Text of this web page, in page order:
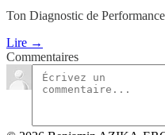
Ton Diagnostic de
Lire →
Commentaires